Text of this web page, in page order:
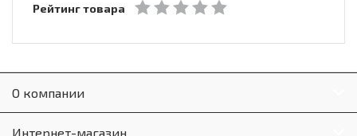
Рейтинг товара
О компании
Интернет-магазин